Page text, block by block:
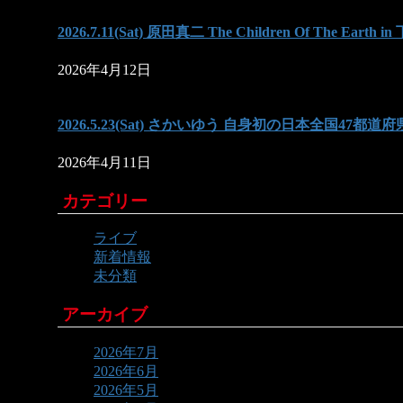
2026.7.11(Sat) 原田真二 The Children Of The Earth in
2026年4月12日
2026.5.23(Sat) さかいゆう 自身初の日本全国47都道
2026年4月11日
カテゴリー
ライブ
新着情報
未分類
アーカイブ
2026年7月
2026年6月
2026年5月